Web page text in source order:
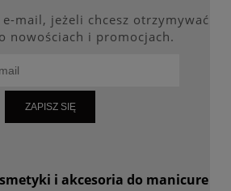
mail, jeżeli chcesz otrzymywać
nowościach i promocjach.
ZAPISZ SIĘ
i akcesoria do manicure